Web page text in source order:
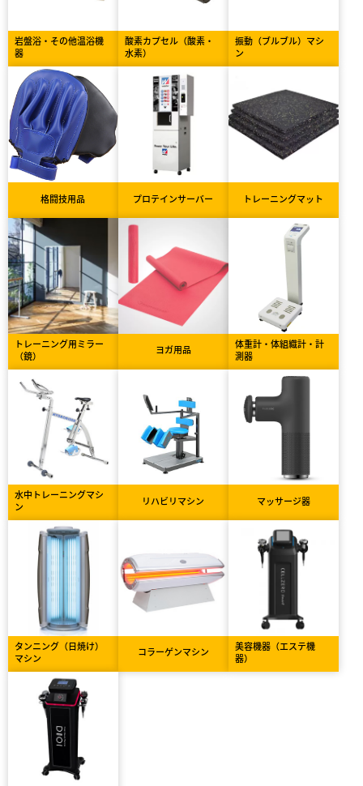
岩盤浴・その他温浴機
器
酸素カプセル（酸素・
水素）
振動（ブルブル）マシ
ン
格闘技用品 プロテインサーバー トレーニングマット
トレーニング用ミラー
（鏡）
ヨガ用品
体重計・体組織計・計
測器
水中トレーニングマシ
ン
リハビリマシン マッサージ器
タンニング（日焼け）
マシン
コラーゲンマシン
美容機器（エステ機
器）